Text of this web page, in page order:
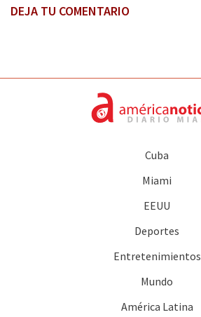
DEJA TU COMENTARIO
Cuba
Miami
EEUU
Deportes
Entretenimientos
Mundo
América Latina